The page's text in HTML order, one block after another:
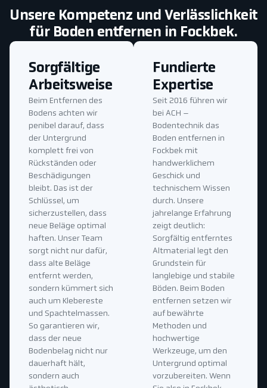
Unsere Kompetenz und Verlässlichkeit
für Boden entfernen in Fockbek.
Fundierte
Expertise
Seit 2016 führen wir
bei ACH –
Bodentechnik das
Boden entfernen in
Fockbek mit
handwerklichem
Geschick und
technischem Wissen
durch. Unsere
jahrelange Erfahrung
zeigt deutlich:
Sorgfältig entferntes
Altmaterial legt den
Grundstein für
langlebige und stabile
Böden. Beim Boden
entfernen setzen wir
auf bewährte
Methoden und
hochwertige
Werkzeuge, um den
Untergrund optimal
vorzubereiten. Wenn
Sorgfältige
Arbeitsweise
Beim Entfernen des
Bodens achten wir
penibel darauf, dass
der Untergrund
komplett frei von
Rückständen oder
Beschädigungen
bleibt. Das ist der
Schlüssel, um
sicherzustellen, dass
neue Beläge optimal
haften. Unser Team
sorgt nicht nur dafür,
dass alte Beläge
entfernt werden,
sondern kümmert sich
auch um Klebereste
und Spachtelmassen.
So garantieren wir,
dass der neue
Bodenbelag nicht nur
dauerhaft hält,
sondern auch